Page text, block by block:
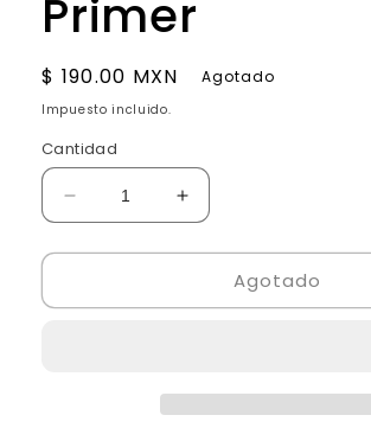
Primer
Precio
habitual
$ 190.00 MXN Agotado
Impuesto incluido.
Cantidad
Reducir
cantidad
para
Stay
Aumentar
cantidad
para
Flawless
Stay
Agotado